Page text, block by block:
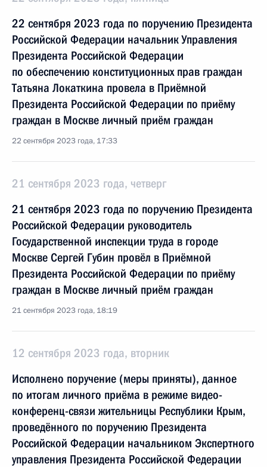
22 сентября 2023 года по поручению Президента
Российской Федерации начальник Управления
Президента Российской Федерации
по обеспечению конституционных прав граждан
Татьяна Локаткина провела в Приёмной
Президента Российской Федерации по приёму
граждан в Москве личный приём граждан
22 сентября 2023 года, 17:33
21 сентября 2023 года, четверг
21 сентября 2023 года по поручению Президента
Российской Федерации руководитель
Государственной инспекции труда в городе
Москве Сергей Губин провёл в Приёмной
Президента Российской Федерации по приёму
граждан в Москве личный приём граждан
21 сентября 2023 года, 18:19
12 сентября 2023 года, вторник
Исполнено поручение (меры приняты), данное
по итогам личного приёма в режиме видео-
конференц-связи жительницы Республики Крым,
проведённого по поручению Президента
Российской Федерации начальником Экспертного
управления Президента Российской Федерации